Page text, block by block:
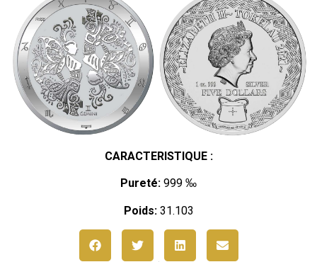
CARACTERISTIQUE :
Pureté: 999 ‰
Poids:31.103